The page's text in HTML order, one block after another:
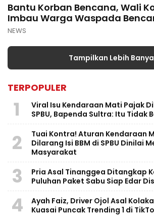
Bantu Korban Bencana, Wali
Imbau Warga Waspada
NEWS
Tampilkan Lebih
TERPOPULER
1
Viral Isu Kendaraan Mati Pajak
SPBU, Bapenda Sultra: Itu Tidak
2
Tuai Kontra! Aturan Kendaraan
Dilarang Isi BBM di SPBU Dinilai
Masyarakat
3
Pria Asal Tinanggea Ditangkap
Puluhan Paket Sabu Siap Edar
4
Ayah Faiz, Driver Ojol Asal
Kuasai Puncak Trending 1 di